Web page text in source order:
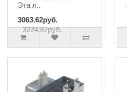
Эта л..
3063.62руб.
3224.87руб.